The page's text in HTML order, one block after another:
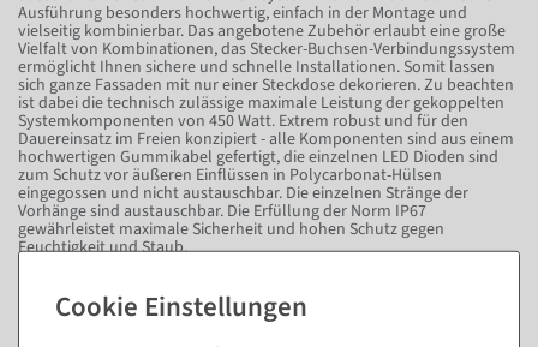
Ausführung besonders hochwertig, einfach in der Montage und
vielseitig kombinierbar. Das angebotene Zubehör erlaubt eine große
Vielfalt von Kombinationen, das Stecker-Buchsen-Verbindungssystem
ermöglicht Ihnen sichere und schnelle Installationen. Somit lassen
sich ganze Fassaden mit nur einer Steckdose dekorieren. Zu beachten
ist dabei die technisch zulässige maximale Leistung der gekoppelten
Systemkomponenten von 450 Watt. Extrem robust und für den
Dauereinsatz im Freien konzipiert - alle Komponenten sind aus einem
hochwertigen Gummikabel gefertigt, die einzelnen LED Dioden sind
zum Schutz vor äußeren Einflüssen in Polycarbonat-Hülsen
eingegossen und nicht austauschbar. Die einzelnen Stränge der
Vorhänge sind austauschbar. Die Erfüllung der Norm IP67
gewährleistet maximale Sicherheit und hohen Schutz gegen
Feuchtigkeit und Staub.
das angebotene Anschlusskabel können Sie diesen Lichtvorhang
nicht in Betrieb nehmen.